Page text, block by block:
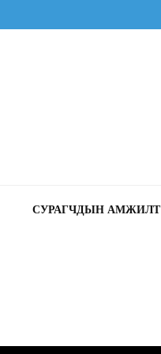
СУРАГЧДЫН АМЖИЛТ